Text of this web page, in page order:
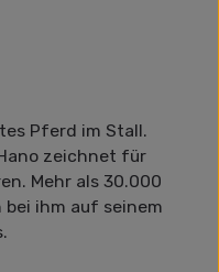
Pferd im Stall.
zeichnet für
Mehr als 30.000
ihm auf seinem